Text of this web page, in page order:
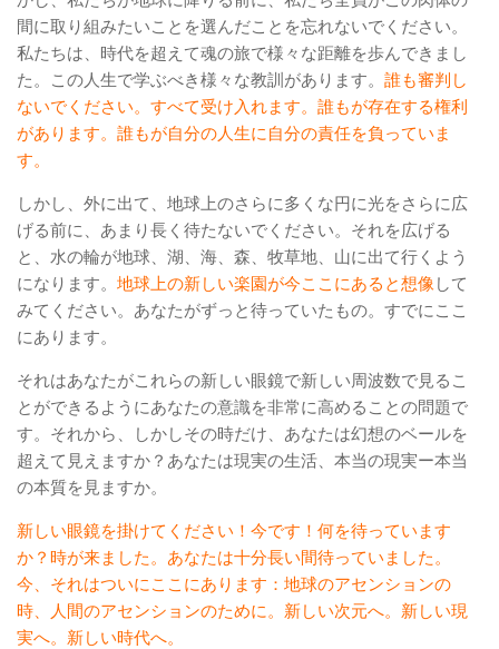
間に取り組みたいことを選んだことを忘れないでください。
私たちは、時代を超えて魂の旅で様々な距離を歩んできまし
た。この人生で学ぶべき様々な教訓があります。 誰も審判し
ないでください。すべて受け入れます。誰もが存在する権利
があります。誰もが自分の人生に自分の責任を負っていま
す。
しかし、外に出て、地球上のさらに多くな円に光をさらに広
げる前に、あまり長く待たないでください。それを広げる
と、水の輪が地球、湖、海、森、牧草地、山に出て行くよう
になります。 地球上の新しい楽園が今ここにあると想像して
みてください。あなたがずっと待っていたもの。すでにここ
にあります。
それはあなたがこれらの新しい眼鏡で新しい周波数で見るこ
とができるようにあなたの意識を非常に高めることの問題で
す。それから、しかしその時だけ、あなたは幻想のベールを
超えて見えますか？あなたは現実の生活、本当の現実ー本当
の本質を見ますか。
新しい眼鏡を掛けてください！今です！何を待っています
か？時が来ました。あなたは十分長い間待っていました。
今、それはついにここにあります：地球のアセンションの
時、人間のアセンションのために。新しい次元へ。新しい現
実へ。新しい時代へ。